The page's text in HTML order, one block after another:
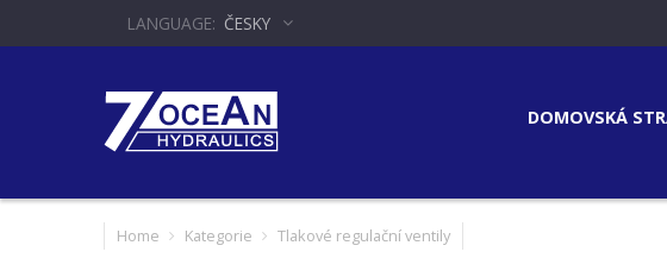
ČESKY
DOMOVSKÁ
Home Kategorie Tlakové regulační ventily